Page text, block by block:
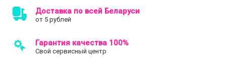
Доставка по всей Беларуси
от 5 рублей
Гарантия качества 100%
Свой сервисный центр